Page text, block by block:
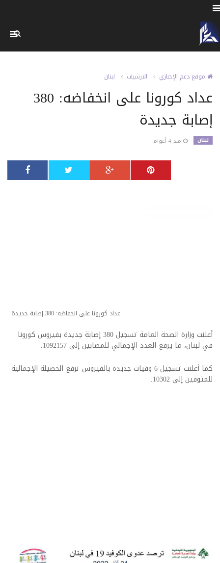
موقع دعم الإخباري الارشيف لبنان
عداد كورونا على انخفاضه: 380
إصابة جديدة
لبنان منذ 4 أعوام
عداد كورونا على انخفاضه: 380 إصابة جديدة
أعلنت وزارة الصحة العامة تسجيل 380 إصابة جديدة بفيروس كورونا
في لبنان، ما يرفع العدد الإجمالي للمصابين إلى 1092157.
كما أعلنت تسجيل 6 وفيات جديدة بالفيروس ترفع الحصيلة الإجمالية
للمتوفين إلى 10302.